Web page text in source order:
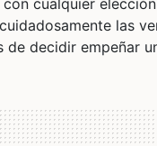
cualquier
las
de decidir empeñar